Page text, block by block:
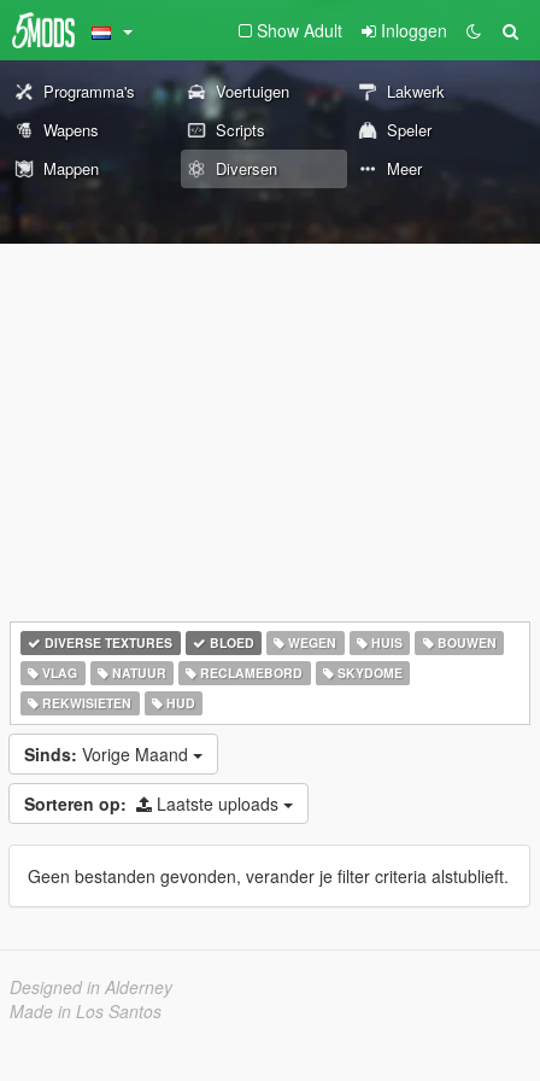
Show Adult Inloggen
Programma's Voertuigen
Lakwerk
Wapens
Scripts
Speler
Mappen
Diversen Meer
DIVERSE TEXTURES BLOED WEGEN HUIS
BOUWEN
VLAG
NATUUR RECLAMEBORD
SKYDOME
REKWISIETEN
HUD
Sinds: Vorige Maand
Sorteren op: Laatste uploads
Geen bestanden gevonden, verander je filter criteria alstublieft.
Designed in Alderney
Made in Los Santos